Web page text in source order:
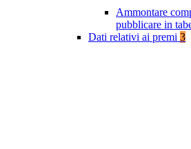
Ammontare
pubblicare in
Dati relativi ai premi 3